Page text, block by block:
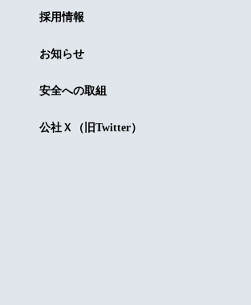
採用情報
お知らせ
安全への取組
公社Ｘ（旧Twitter）